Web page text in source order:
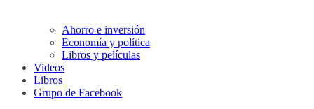
Ahorro e inversión
Economía y política
Libros y películas
Videos
Libros
Grupo de Facebook